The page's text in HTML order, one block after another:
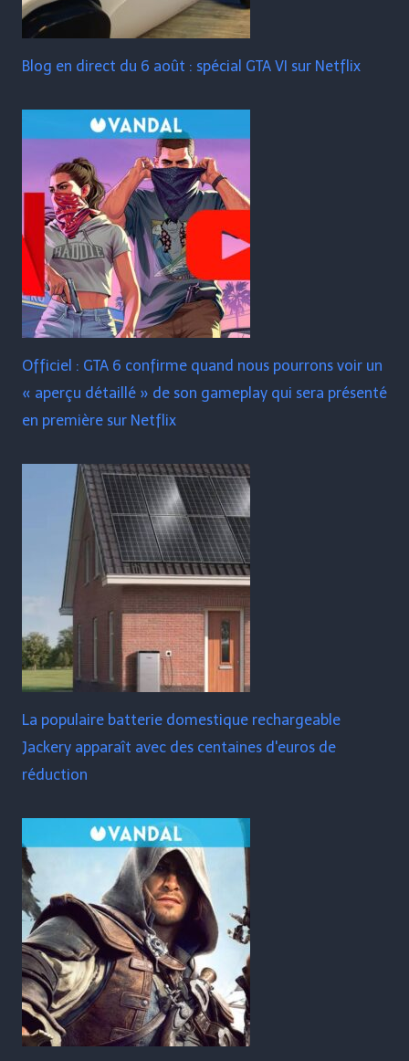
Blog en direct du 6 août : spécial GTA VI sur Netflix
Officiel : GTA 6 confirme quand nous pourrons voir un
« aperçu détaillé » de son gameplay qui sera présenté
en première sur Netflix
La populaire batterie domestique rechargeable
Jackery apparaît avec des centaines d'euros de
réduction